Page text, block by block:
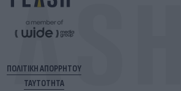
ΠΟΛΙΤΙΚΗ ΑΠΟΡΡΗΤΟΥ
ΤΑΥΤΟΤΗΤΑ